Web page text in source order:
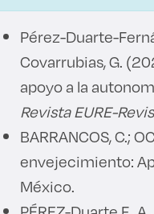
Pérez-Duarte-
Covarrubias, G.
apoyo a la
Revista EURE-
BARRANCOS, C.;
envejecimiento:
México.